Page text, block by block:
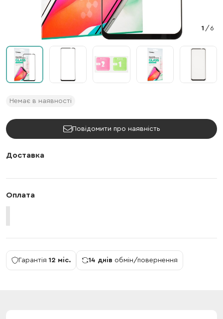
1 / 6
Немає в наявності
Повідомити про наявність
Доставка
Оплата
Гарантія 12 міс. 14 днів обмін/повернення